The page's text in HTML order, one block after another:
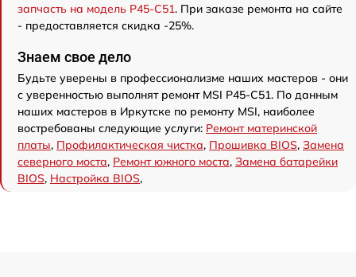
запчасть на модель P45-C51. При заказе ремонта на сайте
- предоставляется скидка -25%.
Знаем свое дело
Будьте уверены в профессионализме наших мастеров - они
с уверенностью выполнят ремонт MSI P45-C51. По данным
наших мастеров в Иркутске по ремонту MSI, наиболее
востребованы следующие услуги: Ремонт материнской
платы, Профилактическая чистка, Прошивка BIOS, Замена
северного моста, Ремонт южного моста, Замена батарейки
BIOS, Настройка BIOS,